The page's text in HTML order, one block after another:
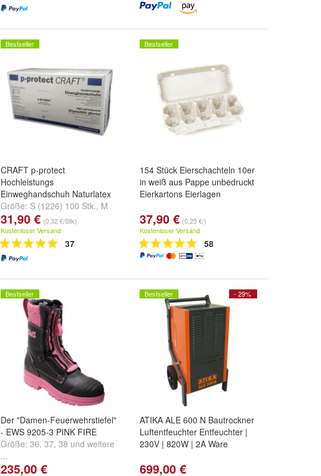
Bestseller
CRAFT p-protect
Hochleistungs
Einweghandschuh Naturlatex
Größe: S (1226) 100 Stk., M
(1227) 100 Stk.,L (1228) 100
Stk.undweitere ...
31,90 € (0,32 €/Stk)
Kostenloser Versand
37
Bestseller
154 Stück Eierschachteln 10er
in weiß aus Pappe unbedruckt
Eierkartons Eierlagen
37,90 € (0,25 €/)
Kostenloser Versand
58
Bestseller
Der "Damen-Feuerwehrstiefel"
- EWS 9205-3 PINK FIRE
Größe: 36, 37, 38 und weitere
...
235,00 €
- 29%
Bestseller
ATIKA ALE 600 N Bautrockner
Luftentfeuchter Entfeuchter |
230V | 820W | 2A Ware
699,00 €